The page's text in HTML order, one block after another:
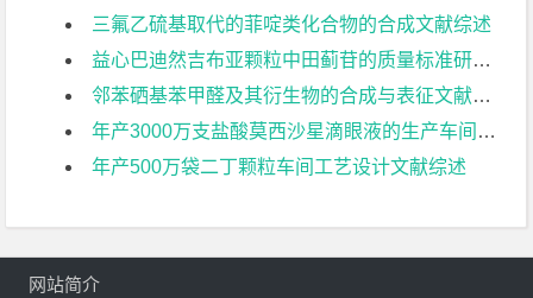
三氟乙硫基取代的菲啶类化合物的合成文献综述
益心巴迪然吉布亚颗粒中田蓟苷的质量标准研究文献综述
邻苯硒基苯甲醛及其衍生物的合成与表征文献综述
年产3000万支盐酸莫西沙星滴眼液的生产车间设计文献综述
年产500万袋二丁颗粒车间工艺设计文献综述
网站简介